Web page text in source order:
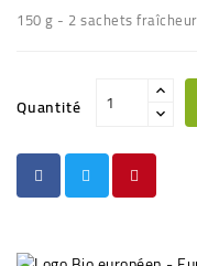
150 g - 2 sachets fraîcheur
Quantité